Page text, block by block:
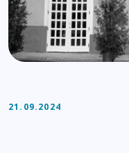
21.09.2024